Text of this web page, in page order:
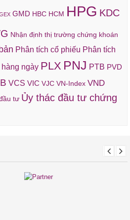
GMD HBC HCM HPG KDC
Nhận định thị trường chứng khoán
Phân tích cổ phiếu Phân tích
ngày PLX PNJ PTB PVD
VCS VIC VJC VN-Index VND
tư Ủy thác đầu tư chứng